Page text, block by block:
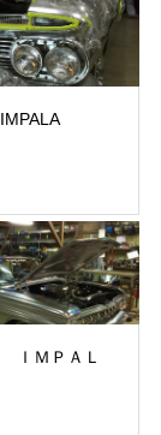
IMPALA
ＭＰＡＬ